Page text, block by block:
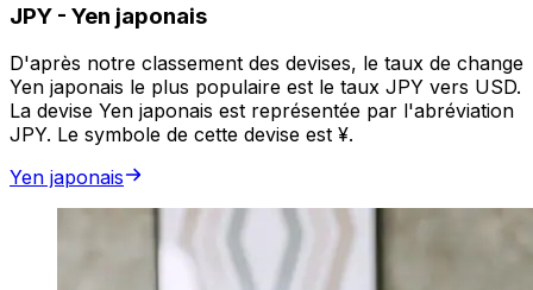
JPY - Yen japonais
D'après notre classement des devises, le taux de change
Yen japonais le plus populaire est le taux JPY vers USD.
La devise Yen japonais est représentée par l'abréviation
JPY. Le symbole de cette devise est ¥.
Yen japonais